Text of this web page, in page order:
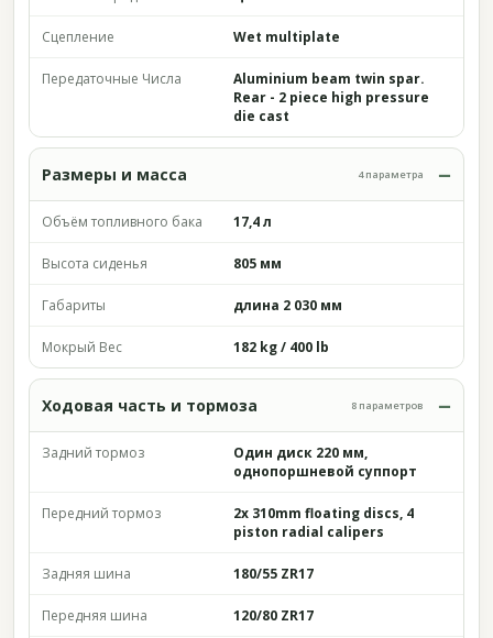
Сцепление Wet multiplate
Передаточные Числа
Aluminium beam twin spar.
Rear - 2 piece high pressure
die cast
Размеры и масса 4 параметра
Объём топливного бака 17,4 л
Высота сиденья 805 мм
Габариты длина 2 030 мм
Мокрый Вес 182 kg / 400 lb
Ходовая часть и тормоза 8 параметров
Задний тормоз
Один диск 220 мм,
однопоршневой суппорт
Передний тормоз
2x 310mm floating discs, 4
piston radial calipers
Задняя шина 180/55 ZR17
Передняя шина 120/80 ZR17